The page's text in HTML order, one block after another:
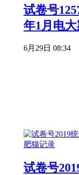
试卷号
年1月电
6月29日 08:34
试卷号